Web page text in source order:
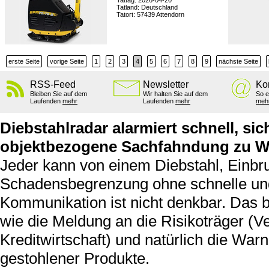
Tatland: Deutschland
Tatort: 57439 Attendorn
erste Seite vorige Seite 1 2 3 4 5 6 7 8 9 nächste Seite
RSS-Feed
Bleiben Sie auf dem
Laufenden mehr
Newsletter
Wir halten Sie auf dem
Laufenden mehr
So
Diebstahlradar alarmiert schnell,
objektbezogene Sachfahndung zu
Jeder kann von einem Diebstahl,
Schadensbegrenzung ohne schnelle
Kommunikation ist nicht denkbar. Das
wie die Meldung an die Risikoträger
Kreditwirtschaft) und natürlich die
gestohlener Produkte.